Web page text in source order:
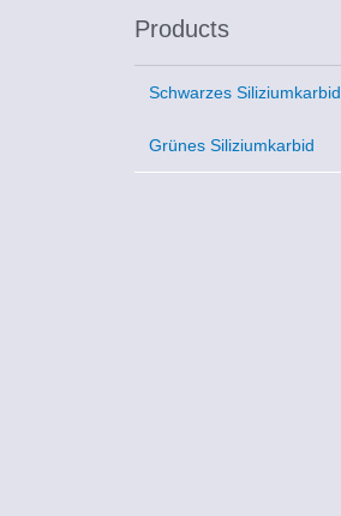
Products
Schwarzes Siliziumkarbid
Grünes Siliziumkarbid